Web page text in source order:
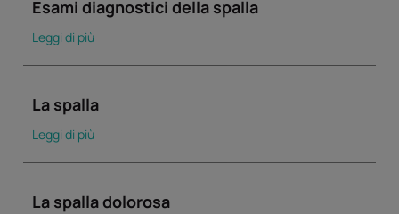
Esami diagnostici della spalla
Leggi di più
La spalla
Leggi di più
La spalla dolorosa